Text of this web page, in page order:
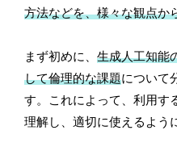
方法などを、様々な観点か
まず初めに、生成人工知能
して倫理的な課題について
す。これによって、利用す
理解し、適切に使えるよう